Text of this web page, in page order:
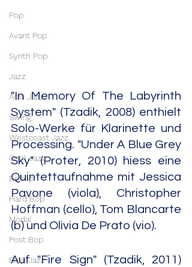
Pop
Avant Pop
Synth Pop
Jazz
Acid Jazz
Swing
Westcoast Jazz
Cool Jazz
Bebop
Hard Bop
Modal
Post Bop
Free Jazz
"In Memory Of The Labyrinth
System" (Tzadik, 2008) enthielt
Solo-Werke für Klarinette und
Processing. "Under A Blue Grey
Sky" (Proter, 2010) hiess eine
Quintettaufnahme mit Jessica
Pavone (viola), Christopher
Hoffman (cello), Tom Blancarte
(b) und Olivia De Prato (vio).
Auf "Fire Sign" (Tzadik, 2011)